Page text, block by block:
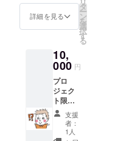
予定) 開
始時間
があり
ます。
ジェク
ト終了
後、チ
ケット
か優し
い未来
198
Open
予定) 開
始時間
は多少
変わる
可能性
があり
ます。
プロ
ジェク
・プロ
ジェク
ト限定
タオル
うきん
になる
までの
作り方
付き) ・
もえ
ちゃん
絵葉書
・優し
詳細を見る
タ
ー
ン
を
選
択
す
る
10,
000 円
プロ
ジェク
ト限定
特典あ
り！！
・CD付
支援
者：
1人